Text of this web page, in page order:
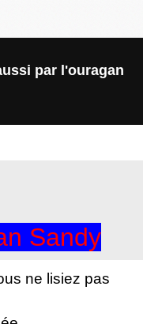
par l'ouragan
Sandy
ne lisiez pas